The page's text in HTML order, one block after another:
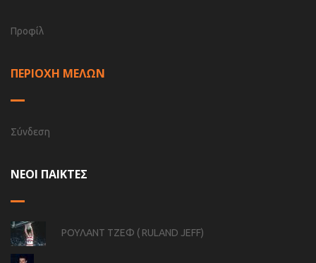
Προφίλ
ΠΕΡΙΟΧΗ ΜΕΛΩΝ
Σύνδεση
ΝΕΟΙ ΠΑΙΚΤΕΣ
ΡΟΥΛΑΝΤ ΤΖΕΦ ( RULAND JEFF)